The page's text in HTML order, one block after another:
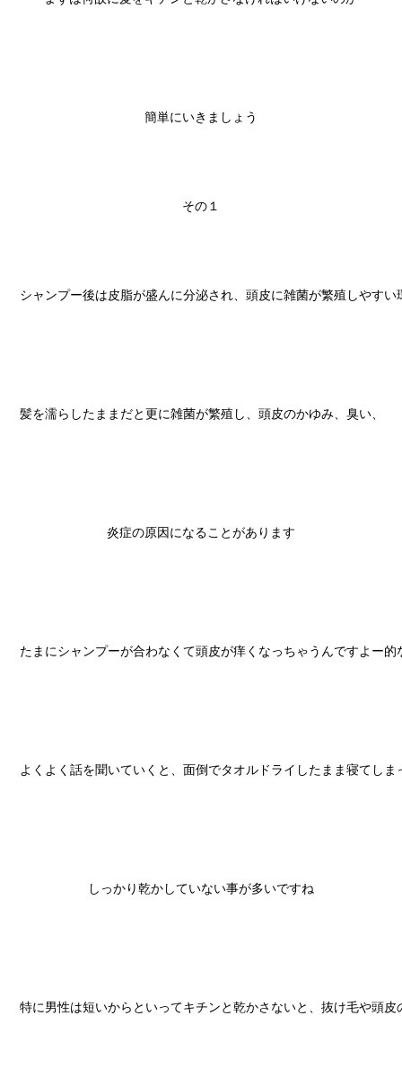
簡単にいきましょう
その１
シャンプー後は皮脂が盛んに分泌され、頭皮に雑菌が繁殖しやすい
髪を濡らしたままだと更に雑菌が繁殖し、頭皮のかゆみ、臭い、
炎症の原因になることがあります
たまにシャンプーが合わなくて頭皮が痒くなっちゃうんですよー的
よくよく話を聞いていくと、面倒でタオルドライしたまま寝てしま
しっかり乾かしていない事が多いですね
特に男性は短いからといってキチンと乾かさないと、抜け毛や頭皮